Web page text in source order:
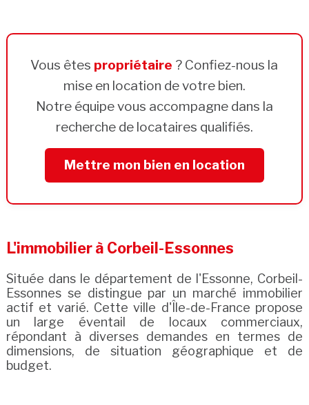
Vous êtes propriétaire ? Confiez-nous la
mise en location de votre bien.
Notre équipe vous accompagne dans la
recherche de locataires qualifiés.
Mettre mon bien en location
L'immobilier à Corbeil-Essonnes
Située dans le département de l'Essonne, Corbeil-
Essonnes se distingue par un marché immobilier
actif et varié. Cette ville d'Île-de-France propose
un large éventail de locaux commerciaux,
répondant à diverses demandes en termes de
dimensions, de situation géographique et de
budget.